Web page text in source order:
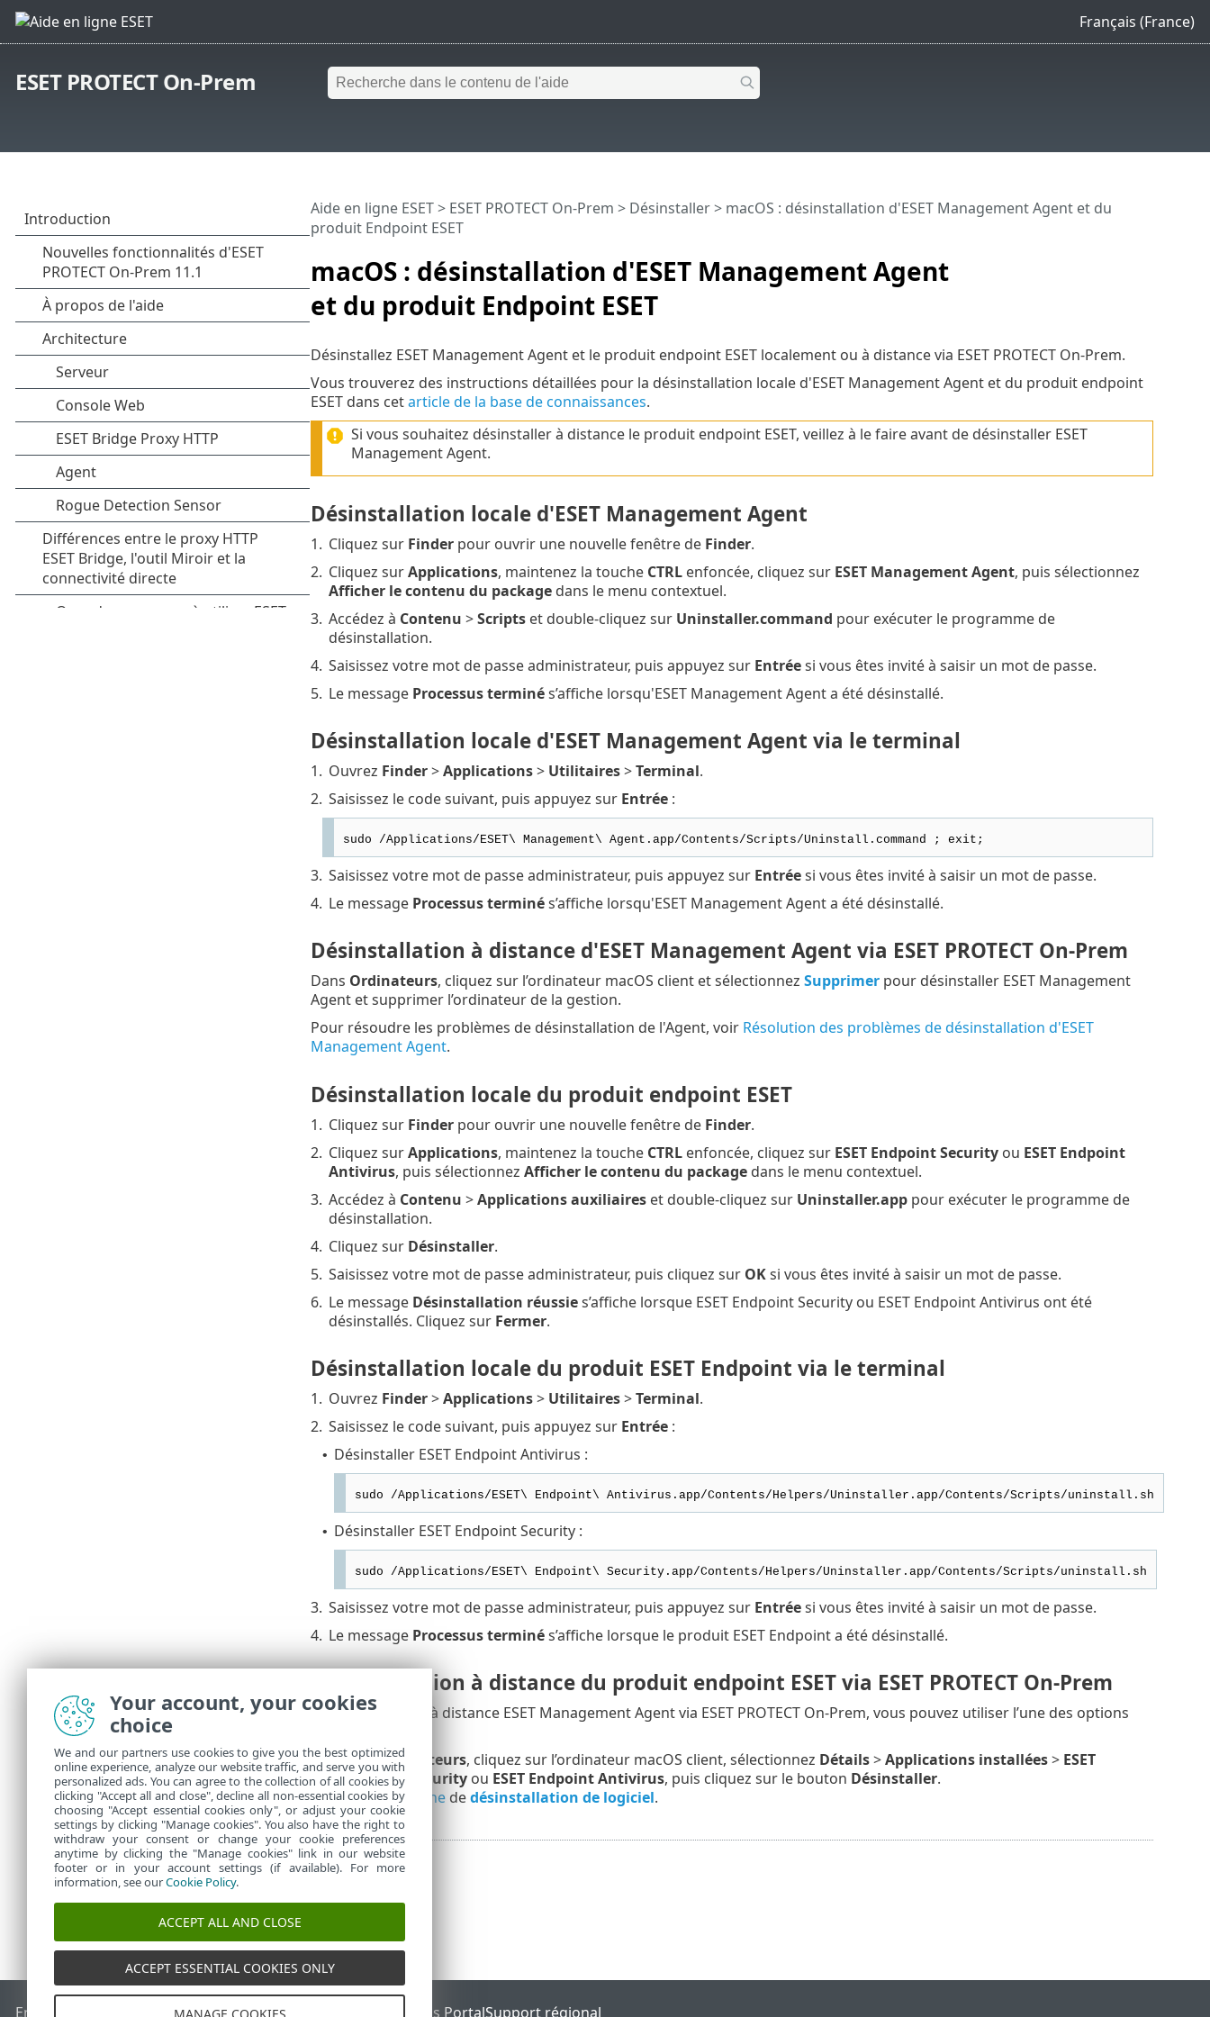
Français (France)
ESET PROTECT On-Prem
macOS : désinstallation d'ESET Management Agent
et du produit Endpoint ESET
Aide en ligne ESET> ESET PROTECT On-Prem > Désinstaller> macOS : désinstallation d'ESET Management Agent et du
produit Endpoint ESET
Désinstallez ESET Management Agent et le produit endpoint ESET localement ou à distance via ESET PROTECT On-Prem.
Vous trouverez des instructions détaillées pour la désinstallation locale d'ESET Management Agent et du produit endpoint
ESET dans cetarticle de la base de connaissances.
Si vous souhaitez désinstaller à distance le produit endpoint ESET, veillez à le faire avant de désinstaller ESET
Management Agent.
Désinstallation locale d'ESET Management Agent
1. Cliquez sur Finderpour ouvrir une nouvelle fenêtre de Finder.
2. Cliquez surApplications, maintenez la touche CTRLenfoncée, cliquez sur ESET Management Agent, puis sélectionnez
Afficher le contenu du packagedans le menu contextuel.
3. Accédez à Contenu >Scriptset double-cliquez sur Uninstaller.command pour exécuter le programme de
désinstallation.
4. Saisissez votre mot de passe administrateur, puis appuyez sur Entréesi vous êtes invité à saisir un mot de passe.
5. Le message Processus terminés’affiche lorsqu'ESET Management Agent a été désinstallé.
Désinstallation locale d'ESET Management Agent via le terminal
1. Ouvrez Finder>Applications> Utilitaires>Terminal.
2. Saisissez le code suivant, puis appuyez sur Entrée:
sudo /Applications/ESET\ Management\ Agent.app/Contents/Scripts/Uninstall.command ; exit;
3. Saisissez votre mot de passe administrateur, puis appuyez sur Entréesi vous êtes invité à saisir un mot de passe.
4. Le message Processus terminés’affiche lorsqu'ESET Management Agent a été désinstallé.
Désinstallation à distance d'ESET Management Agent via ESET PROTECT On-Prem
Dans Ordinateurs, cliquez sur l’ordinateur macOS client et sélectionnez Supprimerpour désinstaller ESET Management
Agent et supprimer l’ordinateur de la gestion.
Pour résoudre les problèmes de désinstallation de l'Agent, voir Résolution des problèmes de désinstallation d'ESET
Management Agent.
Désinstallation locale du produit endpoint ESET
1. Cliquez sur Finderpour ouvrir une nouvelle fenêtre de Finder.
2. Cliquez surApplications, maintenez la touche CTRLenfoncée, cliquez sur ESET Endpoint Securityou ESET Endpoint
Antivirus, puis sélectionnez Afficher le contenu du packagedans le menu contextuel.
3. Accédez à Contenu >Applications auxiliaireset double-cliquez sur Uninstaller.apppour exécuter le programme de
désinstallation.
4. Cliquez sur Désinstaller.
5. Saisissez votre mot de passe administrateur, puis cliquez sur OKsi vous êtes invité à saisir un mot de passe.
6. Le message Désinstallation réussies’affiche lorsque ESET Endpoint Security ou ESET Endpoint Antivirus ont été
désinstallés. Cliquez sur Fermer.
Désinstallation locale du produit ESET Endpoint via le terminal
1. Ouvrez Finder>Applications> Utilitaires>Terminal.
2. Saisissez le code suivant, puis appuyez sur Entrée:
• Désinstaller ESET Endpoint Antivirus :
sudo /Applications/ESET\ Endpoint\ Antivirus.app/Contents/Helpers/Uninstaller.app/Contents/Scripts/uninstall.sh
• Désinstaller ESET Endpoint Security :
sudo /Applications/ESET\ Endpoint\ Security.app/Contents/Helpers/Uninstaller.app/Contents/Scripts/uninstall.sh
3. Saisissez votre mot de passe administrateur, puis appuyez sur Entréesi vous êtes invité à saisir un mot de passe.
4. Le message Processus terminés’affiche lorsque le produit ESET Endpoint a été désinstallé.
Désinstallation à distance du produit endpoint ESET via ESET PROTECT On-Prem
Pour désinstaller à distance ESET Management Agent via ESET PROTECT On-Prem, vous pouvez utiliser l’une des options
• DansOrdinateurs, cliquez sur l’ordinateur macOS client, sélectionnez Détails>Applications installées> ESET
Endpoint Securityou ESET Endpoint Antivirus, puis cliquez sur le bouton Désinstaller.
• Utilisez la tâchededésinstallation de logiciel.
End of Life Base de connaissances ESETForum ESET ESET Status PortalSupport régional
Your account, your cookies
choice
We and our partners use cookies to give you the best optimized
online experience, analyze our website traffic, and serve you with
personalized ads. You can agree to the collection of all cookies by
clicking "Accept all and close", decline all non-essential cookies by
choosing "Accept essential cookies only", or adjust your cookie
settings by clicking "Manage cookies". You also have the right to
withdraw your consent or change your cookie preferences
anytime by clicking the "Manage cookies" link in our website
footer or in your account settings (if available). For more
information, see ourCookie Policy.
ACCEPT ALL AND CLOSE
ACCEPT ESSENTIAL COOKIES ONLY